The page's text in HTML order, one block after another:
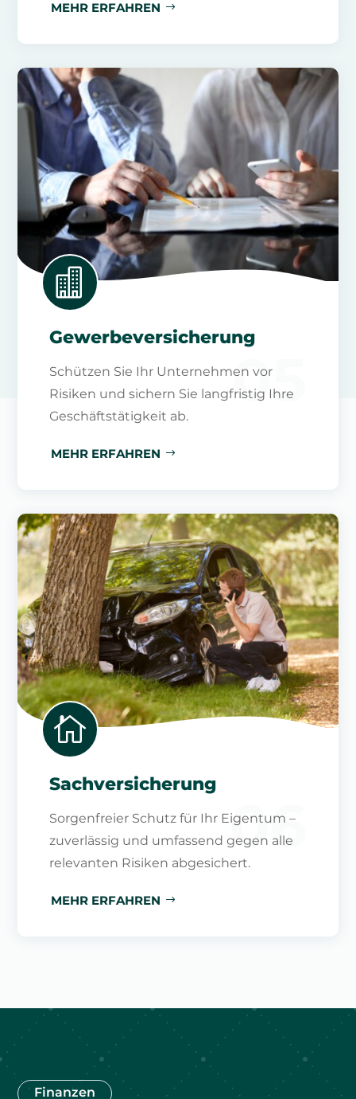
MEHR ERFAHREN
05

Gewerbeversicherung
Schützen Sie Ihr Unternehmen vor
Risiken und sichern Sie langfristig Ihre
Geschäftstätigkeit ab.
MEHR ERFAHREN
06

Sachversicherung
Sorgenfreier Schutz für Ihr Eigentum –
zuverlässig und umfassend gegen alle
relevanten Risiken abgesichert.
MEHR ERFAHREN
Finanzen